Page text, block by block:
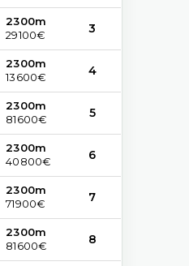
2300m
29100€
3
2300m
13600€
4
2300m
81600€
5
2300m
40800€
6
2300m
71900€
7
2300m
81600€
8